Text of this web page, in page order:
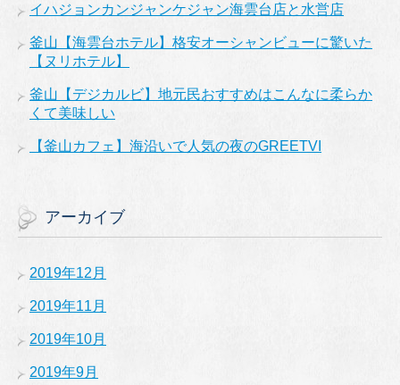
イハジョンカンジャンケジャン海雲台店と水営店
釜山【海雲台ホテル】格安オーシャンビューに驚いた
【ヌリホテル】
釜山【デジカルビ】地元民おすすめはこんなに柔らか
くて美味しい
【釜山カフェ】海沿いで人気の夜のGREETVI
アーカイブ
2019年12月
2019年11月
2019年10月
2019年9月